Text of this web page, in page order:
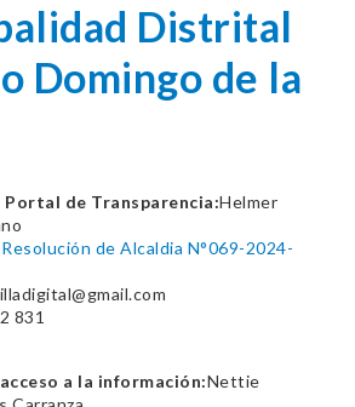
Distrital
Domingo de la
Portal de Transparencia:Helmer
Resolución de Alcaldia N°069-2024-
831
a la información:Nettie